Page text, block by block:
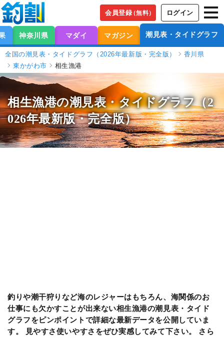
会員登録（無料） ログイン
神奈川県 マダイ マガジン 潮見表・タイドグラフ
全国の潮見表・タイドグラフ（2026年最新版・完全版）
香川県
東かがわ市
相生漁港
相生漁港の潮見表・タイドグラフ（2
026年最新版・完全版）
釣りや潮干狩りなど海のレジャーはもちろん、海関係のお
仕事にも欠かすことが出来ない相生漁港の潮見表・タイド
グラフをピンポイントで詳細な最新データを公開していま
す。 見やすさ使いやすさをぜひ実感してみて下さい。 さら